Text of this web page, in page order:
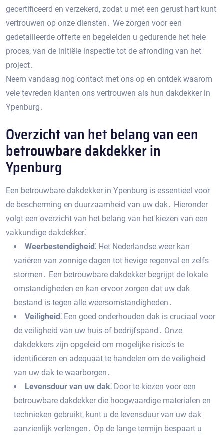
gecertificeerd en verzekerd‚ zodat u met een gerust hart kunt
vertrouwen op onze diensten․ We zorgen voor een
gedetailleerde offerte en begeleiden u gedurende het hele
proces‚ van de initiële inspectie tot de afronding van het
project․
Neem vandaag nog contact met ons op en ontdek waarom
vele tevreden klanten ons vertrouwen als hun dakdekker in
Ypenburg․
Overzicht van het belang van een
betrouwbare dakdekker in
Ypenburg
Een betrouwbare dakdekker in Ypenburg is essentieel voor
de bescherming en duurzaamheid van uw dak․ Hieronder
volgt een overzicht van het belang van het kiezen van een
vakkundige dakdekker⁚
Weerbestendigheid⁚ Het Nederlandse weer kan
variëren van zonnige dagen tot hevige regenval en zelfs
stormen․ Een betrouwbare dakdekker begrijpt de lokale
omstandigheden en kan ervoor zorgen dat uw dak
bestand is tegen alle weersomstandigheden․
Veiligheid⁚ Een goed onderhouden dak is cruciaal voor
de veiligheid van uw huis of bedrijfspand․ Onze
dakdekkers zijn opgeleid om mogelijke risico's te
identificeren en adequaat te handelen om de veiligheid
van uw dak te waarborgen․
Levensduur van uw dak⁚ Door te kiezen voor een
betrouwbare dakdekker die hoogwaardige materialen en
technieken gebruikt‚ kunt u de levensduur van uw dak
aanzienlijk verlengen․ Op de lange termijn bespaart u